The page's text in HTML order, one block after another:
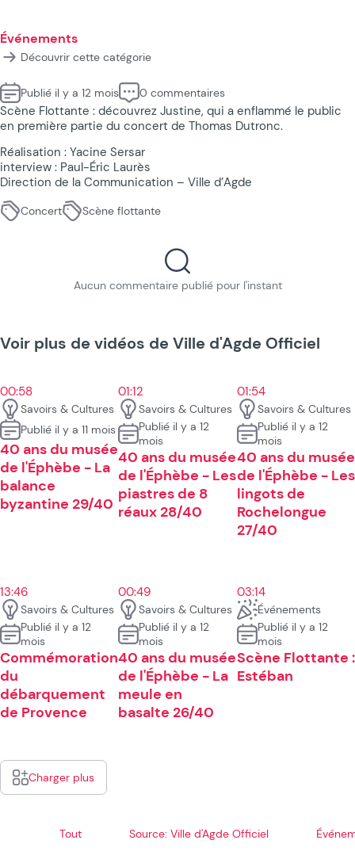
Événements
Découvrir cette catégorie
Publié il y a 12 mois 0 commentaires
Scène Flottante : découvrez Justine, qui a enflammé le public
en première partie du concert de Thomas Dutronc.
Réalisation : Yacine Sersar
interview : Paul-Éric Laurès
Direction de la Communication – Ville d’Agde
Concert Scène flottante
Aucun commentaire publié pour l'instant
Voir plus de vidéos de Ville d'Agde Officiel
00:58
Savoirs & Cultures
Publié il y a 11 mois
40 ans du musée
de l'Éphèbe - La
balance
byzantine 29/40
01:12
Savoirs & Cultures
Publié il y a 12
mois
40 ans du musée
de l'Éphèbe - Les
piastres de 8
réaux 28/40
01:54
Savoirs & Cultures
Publié il y a 12
mois
40 ans du musée
de l'Éphèbe - Les
lingots de
Rochelongue
27/40
13:46
Savoirs & Cultures
Publié il y a 12
mois
Commémoration
du
débarquement
de Provence
00:49
Savoirs & Cultures
Publié il y a 12
mois
40 ans du musée
de l'Éphèbe - La
meule en
basalte 26/40
03:14
Événements
Publié il y a 12
mois
Scène Flottante :
Estéban
Charger plus
Tout Source: Ville d'Agde Officiel